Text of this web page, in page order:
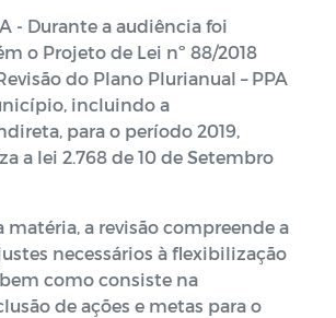
- Durante a audiência foi
o Projeto de Lei nº 88/2018
do Plano Plurianual – PPA
incluindo a
para o período 2019,
a lei 2.768 de 10 de Setembro
matéria, a revisão compreende a
necessários à flexibilização
como consiste na
de ações e metas para o